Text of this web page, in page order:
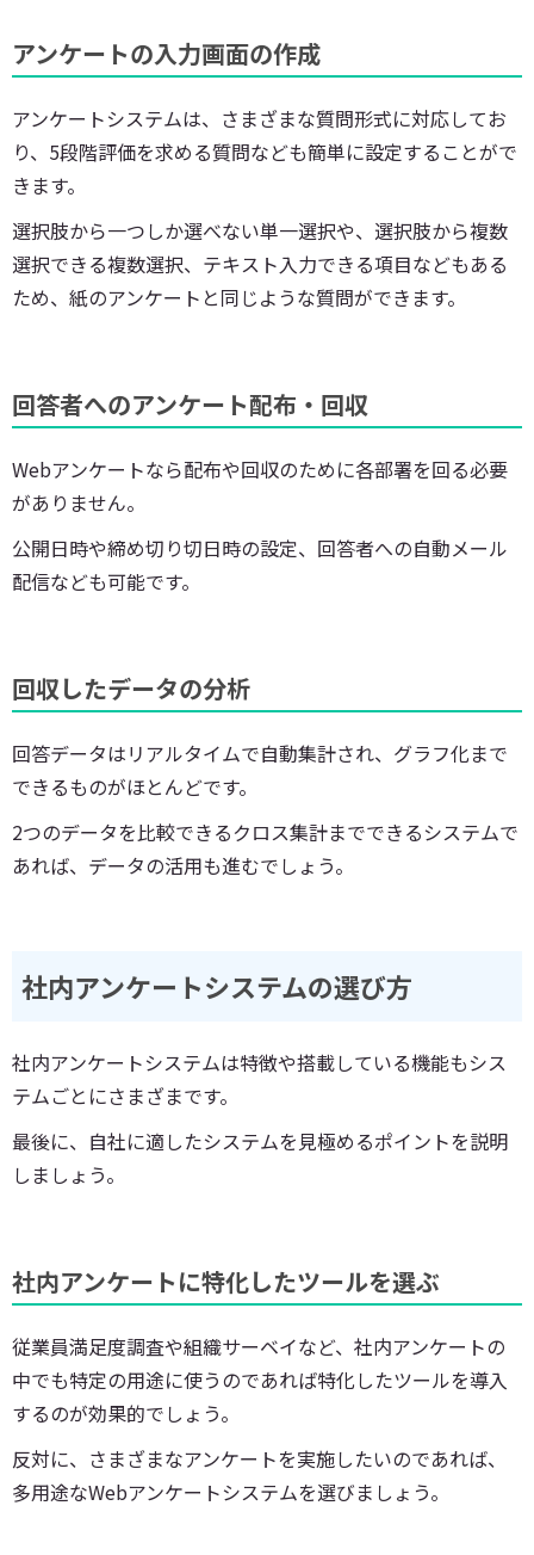
アンケートの入力画面の作成
アンケートシステムは、さまざまな質問形式に対応してお
り、5段階評価を求める質問なども簡単に設定することがで
きます。
選択肢から一つしか選べない単一選択や、選択肢から複数
選択できる複数選択、テキスト入力できる項目などもある
ため、紙のアンケートと同じような質問ができます。
回答者へのアンケート配布・回収
Webアンケートなら配布や回収のために各部署を回る必要
がありません。
公開日時や締め切り切日時の設定、回答者への自動メール
配信なども可能です。
回収したデータの分析
回答データはリアルタイムで自動集計され、グラフ化まで
できるものがほとんどです。
2つのデータを比較できるクロス集計までできるシステムで
あれば、データの活用も進むでしょう。
社内アンケートシステムの選び方
社内アンケートシステムは特徴や搭載している機能もシス
テムごとにさまざまです。
最後に、自社に適したシステムを見極めるポイントを説明
しましょう。
社内アンケートに特化したツールを選ぶ
従業員満足度調査や組織サーベイなど、社内アンケートの
中でも特定の用途に使うのであれば特化したツールを導入
するのが効果的でしょう。
反対に、さまざまなアンケートを実施したいのであれば、
多用途なWebアンケートシステムを選びましょう。